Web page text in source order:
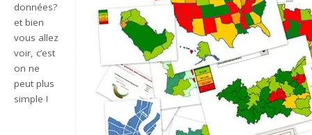
données?
et bien
vous allez
voir, c’est
on ne
peut plus
simple !